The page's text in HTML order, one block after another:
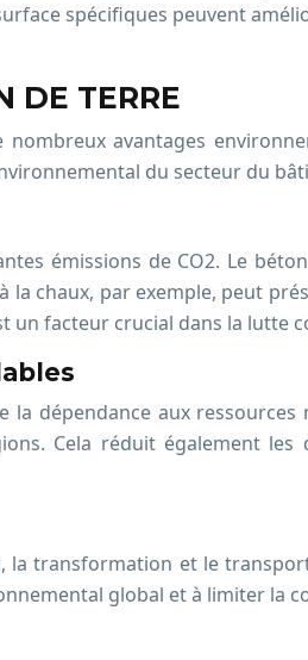
spécifiques peuvent
DE TERRE
avantages
du secteur du
émissions de CO2. Le
chaux, par exemple, peut
un facteur crucial dans la lutte
dépendance aux
Cela réduit également
la transformation et le
global et à limiter la